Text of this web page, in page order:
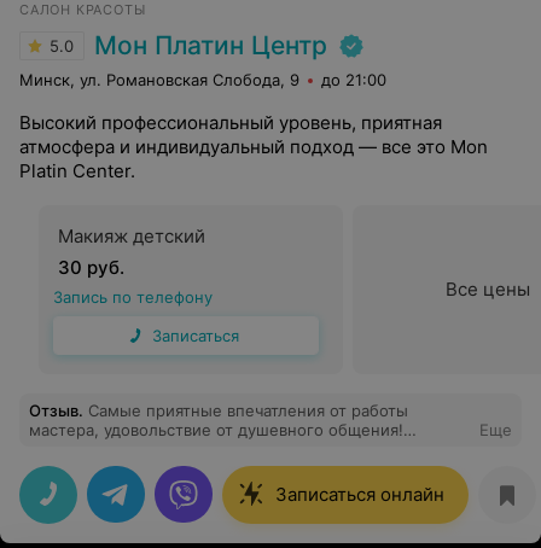
САЛОН КРАСОТЫ
5.0 Мон Платин Центр
Минск, ул. Романовская Слобода, 9 до 21:00
Высокий профессиональный уровень, приятная
атмосфера и индивидуальный подход — все это Mon
Platin Center.
Макияж детский
30 руб.
Запись по телефону
Записаться
Все цены
Отзыв. Самые приятные впечатления от работы
мастера, удовольствие от душевного общения!
Еще
Записаться онлайн